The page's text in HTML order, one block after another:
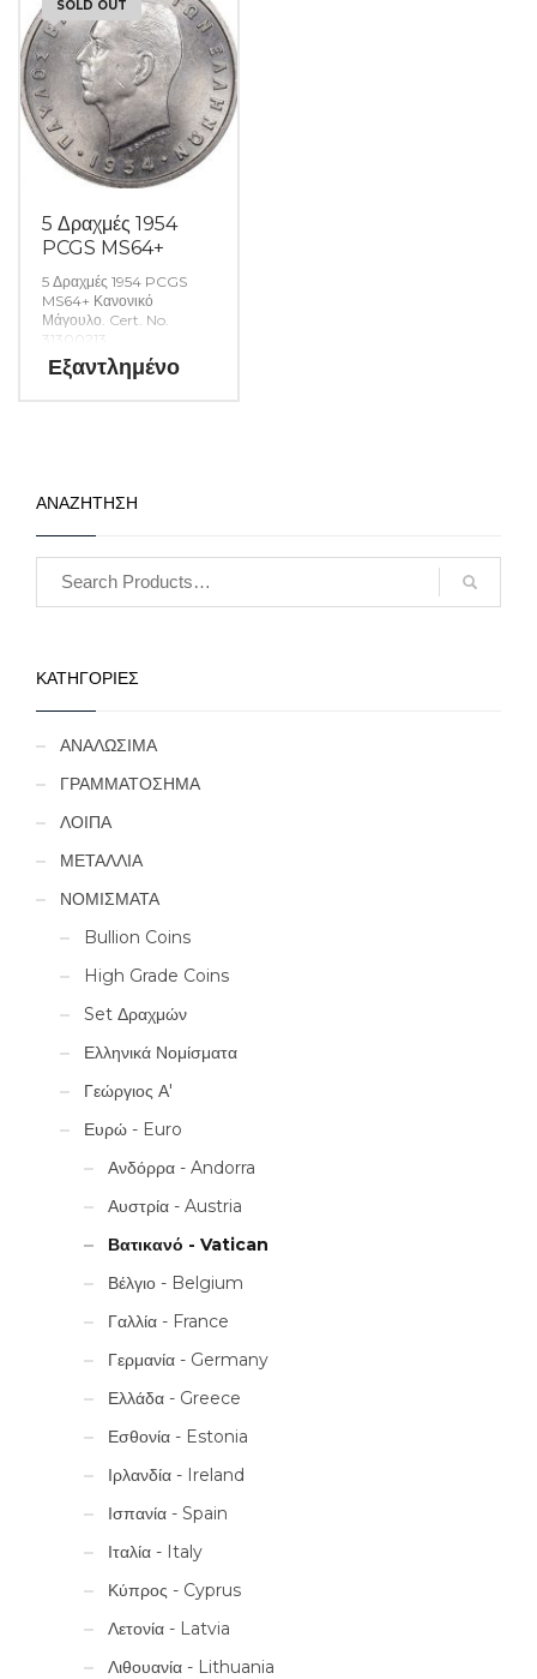
SOLD OUT
5 Δραχμές 1954
PCGS MS64+
5 Δραχμές 1954 PCGS
MS64+ Κανονικό
Μάγουλο. Cert. No.
31300213
Εξαντλημένο
ΑΝΑΖΗΤΗΣΗ
ΚΑΤΗΓΟΡΙΕΣ
ΑΝΑΛΩΣΙΜΑ
ΓΡΑΜΜΑΤΟΣΗΜΑ
ΛΟΙΠΑ
ΜΕΤΑΛΛΙΑ
ΝΟΜΙΣΜΑΤΑ
Bullion Coins
High Grade Coins
Set Δραχμών
Ελληνικά Νομίσματα
Γεώργιος Α'
Ευρώ - Euro
Ανδόρρα - Andorra
Αυστρία - Austria
Βατικανό - Vatican
Βέλγιο - Belgium
Γαλλία - France
Γερμανία - Germany
Ελλάδα - Greece
Εσθονία - Estonia
Ιρλανδία - Ireland
Ισπανία - Spain
Ιταλία - Italy
Κύπρος - Cyprus
Λετονία - Latvia
Λιθουανία - Lithuania